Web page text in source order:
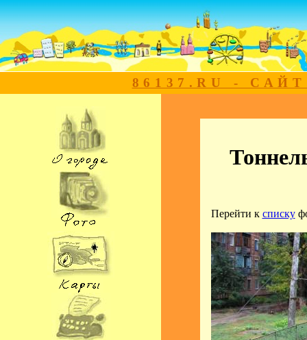
86137.RU -
Перейти к списку